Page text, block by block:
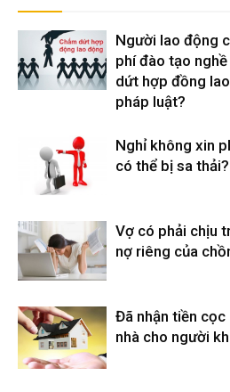
Người lao động
phí đào tạo
dứt hợp đồng
pháp luật?
Nghỉ không xin
có thể bị sa thải?
Vợ có phải chịu
nợ riêng của
Đã nhận tiền cọc
nhà cho người